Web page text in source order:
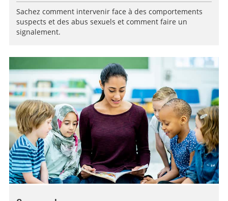
Sachez comment intervenir face à des comportements
suspects et des abus sexuels et comment faire un
signalement.